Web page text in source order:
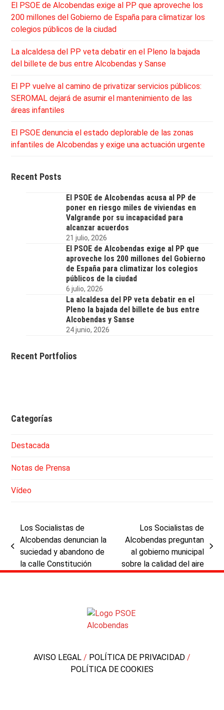
El PSOE de Alcobendas exige al PP que aproveche los
200 millones del Gobierno de España para climatizar los
colegios públicos de la ciudad
La alcaldesa del PP veta debatir en el Pleno la bajada
del billete de bus entre Alcobendas y Sanse
El PP vuelve al camino de privatizar servicios públicos:
SEROMAL dejará de asumir el mantenimiento de las
áreas infantiles
El PSOE denuncia el estado deplorable de las zonas
infantiles de Alcobendas y exige una actuación urgente
Recent Posts
El PSOE de Alcobendas acusa al PP de
poner en riesgo miles de viviendas en
Valgrande por su incapacidad para
alcanzar acuerdos
21 julio, 2026
El PSOE de Alcobendas exige al PP que
aproveche los 200 millones del Gobierno
de España para climatizar los colegios
públicos de la ciudad
6 julio, 2026
La alcaldesa del PP veta debatir en el
Pleno la bajada del billete de bus entre
Alcobendas y Sanse
24 junio, 2026
Recent Portfolios
Categorías
Destacada
Notas de Prensa
Vídeo
previous
post:
Los Socialistas de
Alcobendas denuncian la
suciedad y abandono de
la calle Constitución
next
post:
Los Socialistas de
Alcobendas preguntan
al gobierno municipal
sobre la calidad del aire
AVISO LEGAL / POLÍTICA DE PRIVACIDAD /
POLÍTICA DE COOKIES